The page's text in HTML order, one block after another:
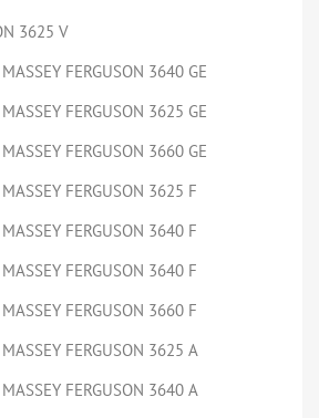
3625 V
FERGUSON 3640 GE
FERGUSON 3625 GE
FERGUSON 3660 GE
FERGUSON 3625 F
FERGUSON 3640 F
FERGUSON 3640 F
FERGUSON 3660 F
FERGUSON 3625 A
FERGUSON 3640 A